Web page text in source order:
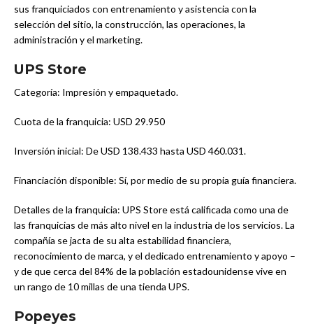
sus franquiciados con entrenamiento y asistencia con la
selección del sitio, la construcción, las operaciones, la
administración y el marketing.
UPS Store
Categoría: Impresión y empaquetado.
Cuota de la franquicia: USD 29.950
Inversión inicial: De USD 138.433 hasta USD 460.031.
Financiación disponible: Sí, por medio de su propia guía financiera.
Detalles de la franquicia: UPS Store está calificada como una de
las franquicias de más alto nivel en la industria de los servicios. La
compañía se jacta de su alta estabilidad financiera,
reconocimiento de marca, y el dedicado entrenamiento y apoyo –
y de que cerca del 84% de la población estadounidense vive en
un rango de 10 millas de una tienda UPS.
Popeyes